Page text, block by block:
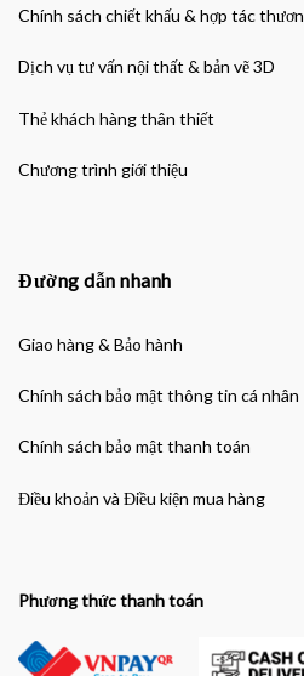
Chính sách chiết khấu & hợp tác
Dịch vụ tư vấn nội thất & bản vẽ 3D
Thẻ khách hàng thân thiết
Chương trình giới thiệu
Đường dẫn nhanh
Giao hàng & Bảo hành
Chính sách bảo mật thông tin cá nhân
Chính sách bảo mật thanh toán
Điều khoản và Điều kiện mua hàng
Phương thức thanh toán